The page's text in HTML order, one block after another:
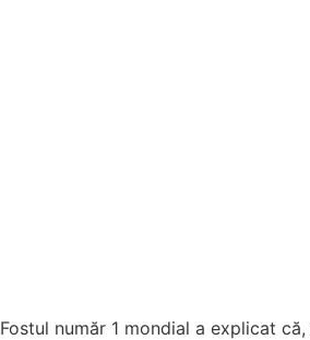
Fostul număr 1 mondial a explicat